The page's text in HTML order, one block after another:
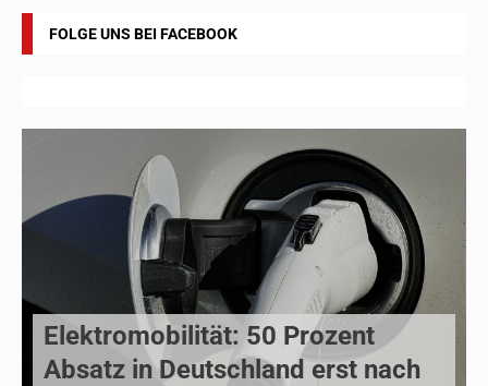
FOLGE UNS BEI FACEBOOK
Elektromobilität: 50 Prozent
Absatz in Deutschland erst nach